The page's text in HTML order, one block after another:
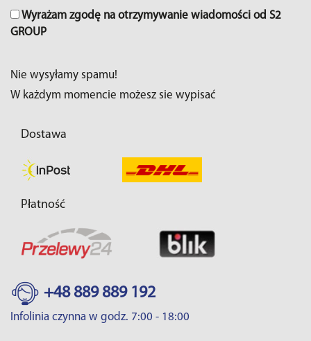
Wyrażam zgodę na otrzymywanie wiadomości od S2
GROUP
Nie wysyłamy spamu!
W każdym momencie możesz sie wypisać
Dostawa
Płatność
+48 889 889 192
Infolinia czynna w godz. 7:00 - 18:00